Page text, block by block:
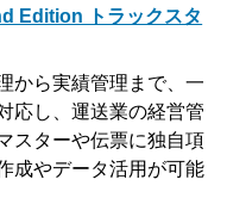
Edition トラックスタ
から実績管理まで、一
応し、運送業の経営管
スターや伝票に独自項
成やデータ活用が可能